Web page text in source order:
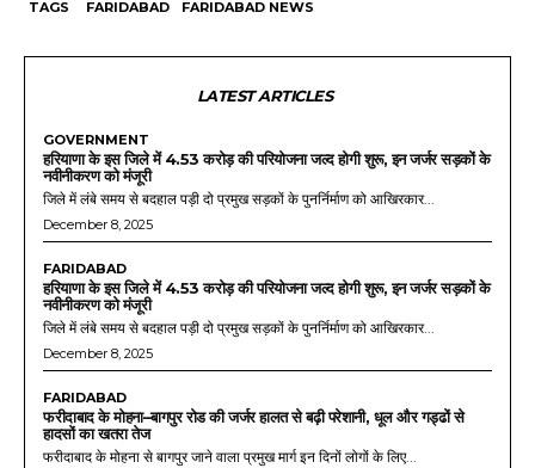
TAGS FARIDABAD FARIDABAD NEWS
LATEST ARTICLES
GOVERNMENT
हरियाणा के इस जिले में 4.53 करोड़ की परियोजना जल्द होगी शुरू, इन जर्जर सड़कों के
नवीनीकरण को मंजूरी
जिले में लंबे समय से बदहाल पड़ी दो प्रमुख सड़कों के पुनर्निर्माण को आखिरकार...
December 8, 2025
FARIDABAD
हरियाणा के इस जिले में 4.53 करोड़ की परियोजना जल्द होगी शुरू, इन जर्जर सड़कों के
नवीनीकरण को मंजूरी
जिले में लंबे समय से बदहाल पड़ी दो प्रमुख सड़कों के पुनर्निर्माण को आखिरकार...
December 8, 2025
FARIDABAD
फरीदाबाद के मोहना–बागपुर रोड की जर्जर हालत से बढ़ी परेशानी, धूल और गड्ढों से
हादसों का खतरा तेज
फरीदाबाद के मोहना से बागपुर जाने वाला प्रमुख मार्ग इन दिनों लोगों के लिए...